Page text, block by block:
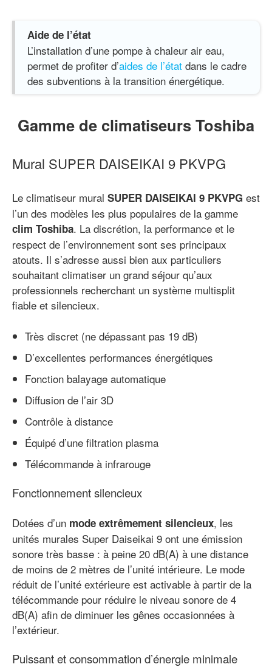
Aide de l’état
L’installation d’une pompe à chaleur air eau,
permet de profiter d’aides de l’état dans le cadre
des subventions à la transition énergétique.
Gamme de climatiseurs Toshiba
Mural SUPER DAISEIKAI 9 PKVPG
Le climatiseur mural SUPER DAISEIKAI 9 PKVPG est
l’un des modèles les plus populaires de la gamme
clim Toshiba. La discrétion, la performance et le
respect de l’environnement sont ses principaux
atouts. Il s’adresse aussi bien aux particuliers
souhaitant climatiser un grand séjour qu’aux
professionnels recherchant un système multisplit
fiable et silencieux.
Très discret (ne dépassant pas 19 dB)
D’excellentes performances énergétiques
Fonction balayage automatique
Diffusion de l’air 3D
Contrôle à distance
Équipé d’une filtration plasma
Télécommande à infrarouge
Fonctionnement silencieux
Dotées d’un mode extrêmement silencieux, les
unités murales Super Daiseikai 9 ont une émission
sonore très basse : à peine 20 dB(A) à une distance
de moins de 2 mètres de l’unité intérieure. Le mode
réduit de l’unité extérieure est activable à partir de la
télécommande pour réduire le niveau sonore de 4
dB(A) afin de diminuer les gênes occasionnées à
l’extérieur.
Puissant et consommation d’énergie minimale